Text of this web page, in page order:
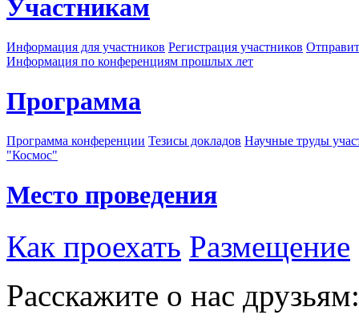
Участникам
Информация для участников Регистрация участников
Информация по конференциям прошлых лет
Программа
Программа конференции Тезисы докладов Научные труды
"Космос"
Место проведения
Как проехать Размещение
Расскажите о нас друзьям: